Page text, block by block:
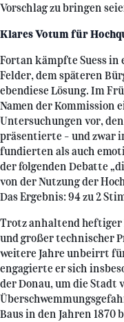
Vorschlag zu bringen
Klares Votum für
Fortan kämpfte Suess
Felder, dem späteren
ebendiese Lösung. Im
Namen der Kommission
Untersuchungen vor,
präsentierte – und zwar
fundierten als auch
der folgenden Debatte
von der Nutzung der
Das Ergebnis: 94 zu 2
Trotz anhaltend heftiger
und großer technischer
weitere Jahre unbeirrt
engagierte er sich
der Donau, um die Stadt
Baus in den Jahren 1870